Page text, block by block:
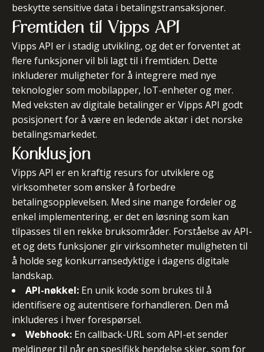
beskytte sensitive data i betalingstransaksjoner.
Fremtiden til Vipps API
Vipps API er i stadig utvikling, og det er forventet at
flere funksjoner vil bli lagt til i fremtiden. Dette
inkluderer muligheter for å integrere med nye
teknologier som mobilapper, IoT-enheter og mer.
Med veksten av digitale betalinger er Vipps API godt
posisjonert for å være en ledende aktør i det norske
betalingsmarkedet.
Konklusjon
Vipps API er en kraftig resurs for utviklere og
virksomheter som ønsker å forbedre
betalingsopplevelsen. Med sine mange fordeler og
enkel implementering, er det en løsning som kan
tilpasses til en rekke bruksområder. Forståelse av API-
et og dets funksjoner gir virksomheter muligheten til
å holde seg konkurransedyktige i dagens digitale
landskap.
API-nøkkel: En unik kode som brukes til å
identifisere og autentisere forhandleren. Den må
inkluderes i hver forespørsel.
Webhook: En callback-URL som API-et sender
meldinger til når en spesifikk hendelse skjer, som for